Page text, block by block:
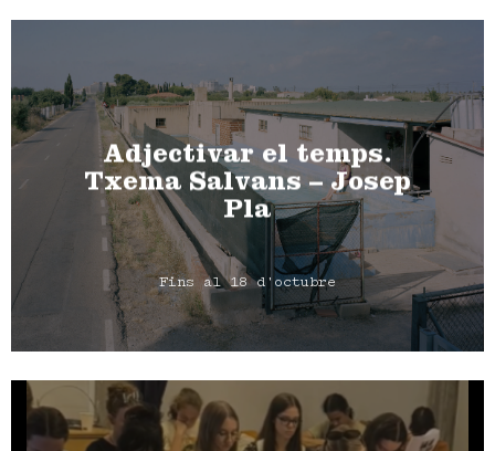
Adjectivar el temps.
Txema Salvans – Josep
Pla
Fins al 18 d'octubre